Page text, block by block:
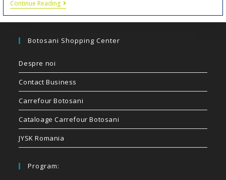
Continue Reading
Botosani Shopping Center
Despre noi
Contact Business
Carrefour Botosani
Cataloage Carrefour Botosani
JYSK Romania
Program: